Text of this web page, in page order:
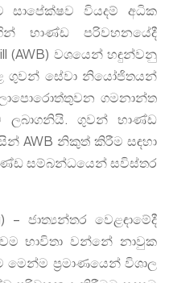
වියදම් අධික
භාණ්ඩ පරිවහනයේදී
(AWB) වශයෙන් හඳුන්වනු
ගුවන් සේවා නියෝජිතයන්
ගමනාන්ත
ලබාගනියි. ගුවන් භාණ්ඩ
AWB නිකුත් කිරීම සඳහා
සම්බන්ධයෙන් සවිස්තර
– ජාත්‍යන්තර වෙළඳාමේදී
භාවිතා වන්නේ නාවුක
මෙන්ම ප්‍රමාණයෙන් විශාල